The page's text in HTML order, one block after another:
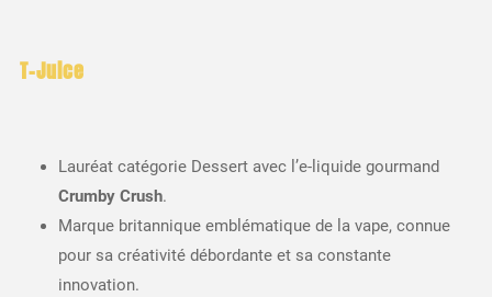
T-Juice
Lauréat catégorie Dessert avec l’e-liquide gourmand
Crumby Crush.
Marque britannique emblématique de la vape, connue
pour sa créativité débordante et sa constante
innovation.